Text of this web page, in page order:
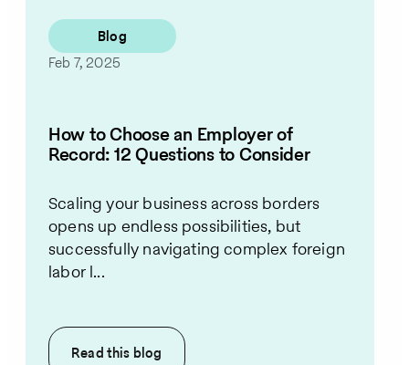
Blog
Feb 7, 2025
How to Choose an Employer of
Record: 12 Questions to Consider
Scaling your business across borders
opens up endless possibilities, but
successfully navigating complex foreign
labor l...
Read this blog